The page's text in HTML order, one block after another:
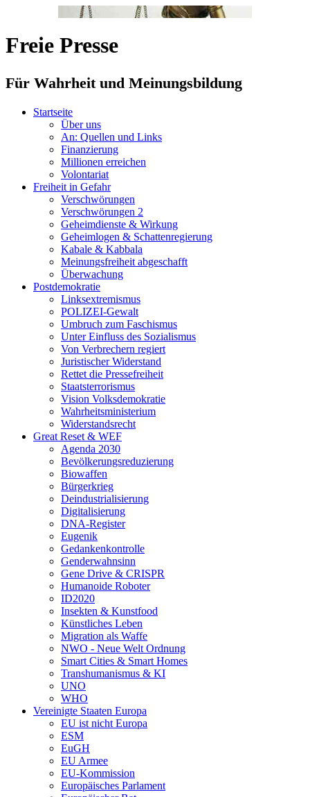
Freie Presse
Für Wahrheit und Meinungsbildung
Startseite
Über uns
An: Quellen und Links
Finanzierung
Millionen erreichen
Volontariat
Freiheit in Gefahr
Verschwörungen
Verschwörungen 2
Geheimdienste & Wirkung
Geheimlogen & Schattenregierung
Kabale & Kabbala
Meinungsfreiheit abgeschafft
Überwachung
Postdemokratie
Linksextremismus
POLIZEI-Gewalt
Umbruch zum Faschismus
Unter Einfluss des Sozialismus
Von Verbrechern regiert
Juristischer Widerstand
Rettet die Pressefreiheit
Staatsterrorismus
Vision Volksdemokratie
Wahrheitsministerium
Widerstandsrecht
Great Reset & WEF
Agenda 2030
Bevölkerungsreduzierung
Biowaffen
Bürgerkrieg
Deindustrialisierung
Digitalisierung
DNA-Register
Eugenik
Gedankenkontrolle
Genderwahnsinn
Gene Drive & CRISPR
Humanoide Roboter
ID2020
Insekten & Kunstfood
Künstliches Leben
Migration als Waffe
NWO - Neue Welt Ordnung
Smart Cities & Smart Homes
Transhumanismus & KI
UNO
WHO
Vereinigte Staaten Europa
EU ist nicht Europa
ESM
EuGH
EU Armee
EU-Kommission
Europäisches Parlament